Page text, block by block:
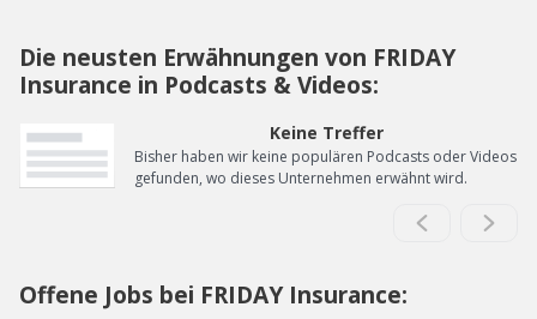
Die neusten Erwähnungen von FRIDAY
Insurance in Podcasts & Videos:
Keine Treffer
Bisher haben wir keine populären Podcasts oder Videos
gefunden, wo dieses Unternehmen erwähnt wird.
Offene Jobs bei FRIDAY Insurance: